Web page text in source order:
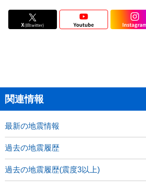
関連情報
最新の地震情報
過去の地震履歴
過去の地震履歴(震度3以上)